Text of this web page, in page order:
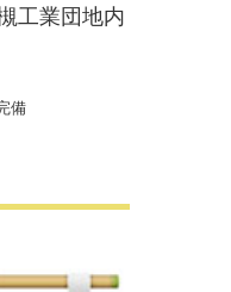
工業団地内
備